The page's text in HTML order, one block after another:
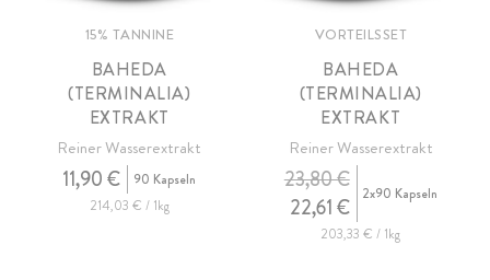
15% TANNINE
BAHEDA
(TERMINALIA)
EXTRAKT
Reiner Wasserextrakt
11,90 €
90 Kapseln
214,03 € / 1kg
VORTEILSSET
BAHEDA
(TERMINALIA)
EXTRAKT
Reiner Wasserextrakt
22,61 €
23,80 € 2x90 Kapseln
203,33 € / 1kg